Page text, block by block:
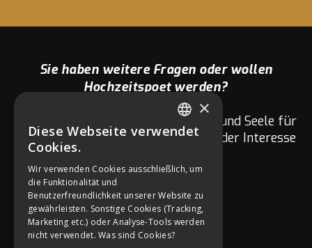
Sie haben weitere Fragen oder wollen
Hochzeitspoet werden?
Wir Hochzeitspoeten sind mit Herz und Seele für
euch da. Fragen zu eurer Hochzeit oder Interesse
GERMAN
×
Diese Webseite verwendet
Cookies.
Wir verwenden Cookies ausschließlich, um
die Funktionalität und
Benutzerfreundlichkeit unserer Website zu
gewährleisten. Sonstige Cookies (Tracking,
Marketing etc.) oder Analyse-Tools werden
nicht verwendet.Was sind Cookies?